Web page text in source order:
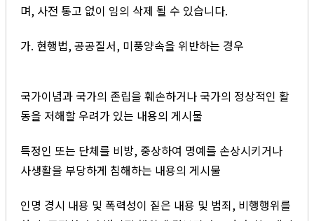
며, 사전 통고 없이 임의 삭제 될 수 있습니다.
가. 현행법, 공공질서, 미풍양속을 위반하는 경우
국가이념과 국가의 존립을 훼손하거나 국가의 정상적인 활
동을 저해할 우려가 있는 내용의 게시물
특정인 또는 단체를 비방, 중상하여 명예를 손상시키거나
사생활을 부당하게 침해하는 내용의 게시물
인명 경시 내용 및 폭력성이 짙은 내용 및 범죄, 비행행위를